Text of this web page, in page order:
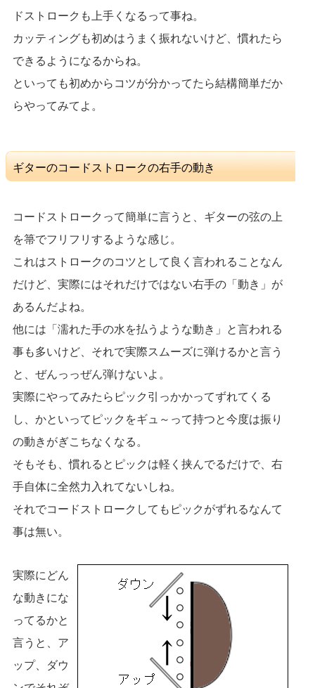
ドストロークも上手くなるって事ね。
カッティングも初めはうまく振れないけど、慣れたら
できるようになるからね。
といっても初めからコツが分かってたら結構簡単だか
らやってみてよ。
ギターのコードストロークの右手の動き
コードストロークって簡単に言うと、ギターの弦の上
を箒でフリフリするような感じ。
これはストロークのコツとして良く言われることなん
だけど、実際にはそれだけではない右手の「動き」が
あるんだよね。
他には「濡れた手の水を払うような動き」と言われる
事も多いけど、それで実際スムーズに弾けるかと言う
と、ぜんっっぜん弾けないよ。
実際にやってみたらピック引っかかってずれてくる
し、かといってピックをギュ～って持つと今度は振り
の動きがぎこちなくなる。
そもそも、慣れるとピックは軽く挟んでるだけで、右
手自体に全然力入れてないしね。
それでコードストロークしてもピックがずれるなんて
事は無い。
実際にどん
な動きにな
ってるかと
言うと、ア
ップ、ダウ